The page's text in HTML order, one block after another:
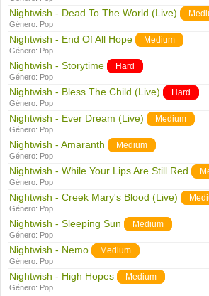
Nightwish - Dead To The World (Live)
Género: Pop
Nightwish - End Of All Hope Medium
Género: Pop
Nightwish - Storytime Hard
Género: Pop
Nightwish - Bless The Child (Live) Hard
Género: Pop
Nightwish - Ever Dream (Live) Medium
Género: Pop
Nightwish - Amaranth Medium
Género: Pop
Nightwish - While Your Lips Are Still Red
Género: Pop
Nightwish - Creek Mary's Blood (Live)
Género: Pop
Nightwish - Sleeping Sun Medium
Género: Pop
Nightwish - Nemo Medium
Género: Pop
Nightwish - High Hopes Medium
Género: Pop